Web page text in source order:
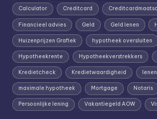
Calculator Creditcard
Financieel advies Geld Geld lenen
Huizenprijzen Grafiek hypotheek oversluiten
Hypotheekrente Hypotheekverstrekkers
Kredietcheck Kredietwaardigheid lenen
maximale hypotheek Mortgage Notaris
Persoonlijke lening Vakantiegeld AOW